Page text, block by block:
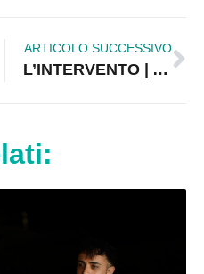
ARTICOLO SUCCESSIVO
L’INTERVENTO | Arriva Brunori per pochi: quando la cultura diventa un evento blindato